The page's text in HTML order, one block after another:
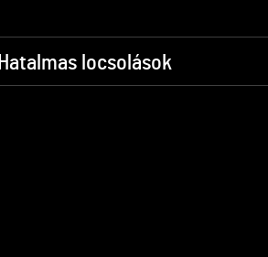
Hatalmas locsolások